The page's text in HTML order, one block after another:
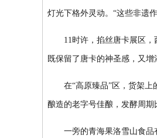
灯光下格外灵动。“这些非遗
11时许，掐丝唐卡展区，西
既保留了唐卡的神圣感，又增
在“高原臻品”区，货架上的
酿造的老字号佳酿，发酵周
一旁的青海果洛雪山食品有